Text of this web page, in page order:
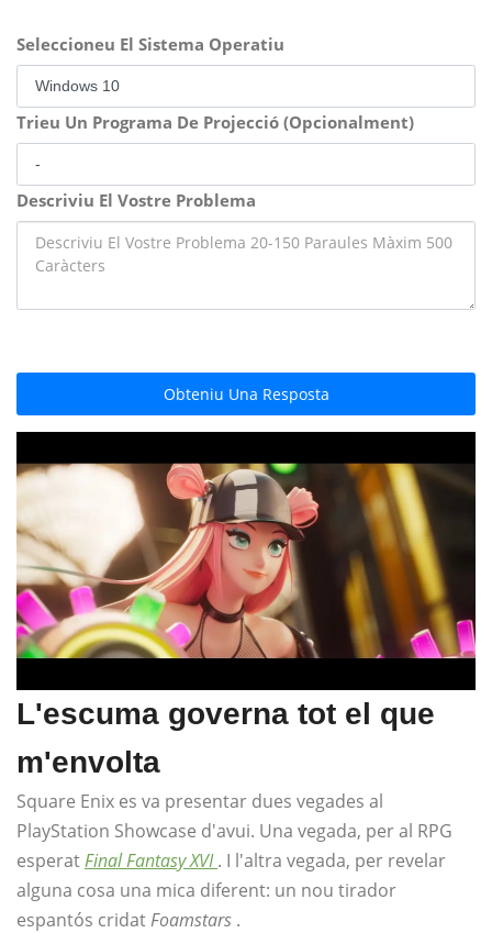
Seleccioneu El Sistema Operatiu
Trieu Un Programa De Projecció (Opcionalment)
Descriviu El Vostre Problema
Obteniu Una Resposta
L'escuma governa tot el que
m'envolta
Square Enix es va presentar dues vegades al
PlayStation Showcase d'avui. Una vegada, per al RPG
esperatFinal Fantasy XVI . I l'altra vegada, per revelar
alguna cosa una mica diferent: un nou tirador
espantós cridatFoamstars .